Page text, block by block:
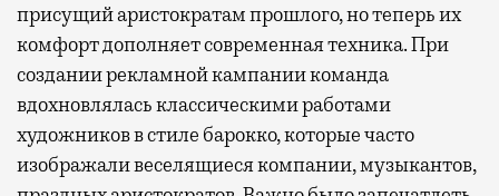
присущий аристократам прошлого, но теперь их
комфорт дополняет современная техника. При
создании рекламной кампании команда
вдохновлялась классическими работами
художников в стиле барокко, которые часто
изображали веселящиеся компании, музыкантов,